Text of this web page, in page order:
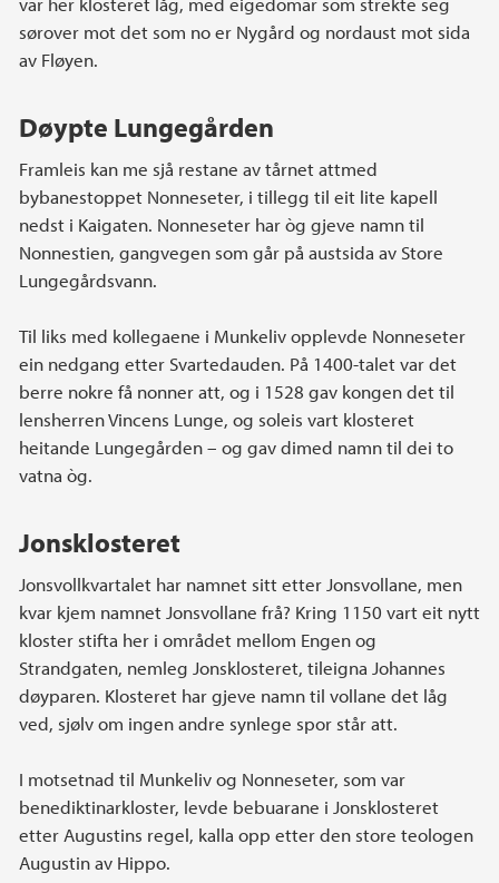
sørover mot det som no er Nygård og nordaust mot sida
av Fløyen.
Døypte Lungegården
Framleis kan me sjå restane av tårnet attmed
bybanestoppet Nonneseter, i tillegg til eit lite kapell
nedst i Kaigaten. Nonneseter har òg gjeve namn til
Nonnestien, gangvegen som går på austsida av Store
Lungegårdsvann.
Til liks med kollegaene i Munkeliv opplevde Nonneseter
ein nedgang etter Svartedauden. På 1400-talet var det
berre nokre få nonner att, og i 1528 gav kongen det til
lensherren Vincens Lunge, og soleis vart klosteret
heitande Lungegården – og gav dimed namn til dei to
vatna òg.
Jonsklosteret
Jonsvollkvartalet har namnet sitt etter Jonsvollane, men
kvar kjem namnet Jonsvollane frå? Kring 1150 vart eit nytt
kloster stifta her i området mellom Engen og
Strandgaten, nemleg Jonsklosteret, tileigna Johannes
døyparen. Klosteret har gjeve namn til vollane det låg
ved, sjølv om ingen andre synlege spor står att.
I motsetnad til Munkeliv og Nonneseter, som var
benediktinarkloster, levde bebuarane i Jonsklosteret
etter Augustins regel, kalla opp etter den store teologen
Augustin av Hippo.